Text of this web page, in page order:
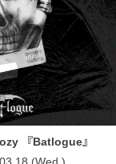
『Batlogue』
(Wed.)